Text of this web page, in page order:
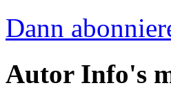
Dann
Autor Info's